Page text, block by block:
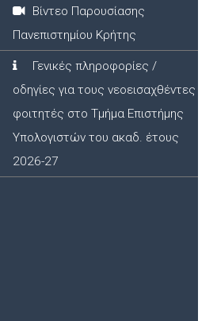
Βίντεο Παρουσίασης
Πανεπιστημίου Κρήτης
Γενικές πληροφορίες /
οδηγίες για τους νεοεισαχθέντες
φοιτητές στο Τμήμα Επιστήμης
Υπολογιστών του ακαδ. έτους
2026-27